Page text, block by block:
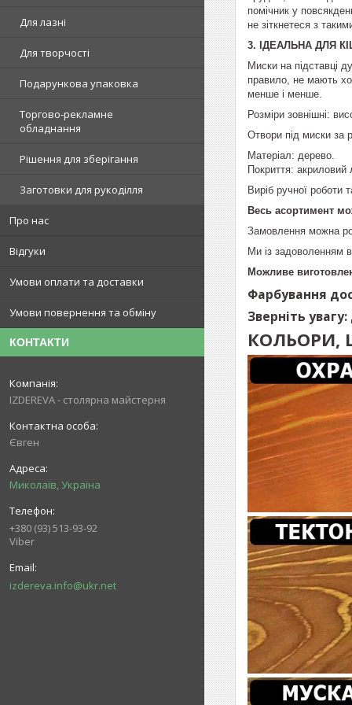
Для лазні
Для творчості
Подарункова упаковка
Торгово-рекламне
обладнання
Рішення для зберігання
Заготовки для рукоділля
Про нас
Відгуки
Умови оплати та доставки
Умови повернення та обміну
КОНТАКТИ
IZDEREVA - столярна майстерня
Євген
Миколаїв, Україна
+380 (93) 513-93-92
Viber
izdereva.info@ukr.net
помічник у
не зіткнетеся з
3. ІДЕАЛЬНА ДЛЯ
Миски на підставці
правило, не мають
менше і менше.
Розміри зовнішні:
Отвори під миски за
Матеріал: дерево.
Покриття: акриловий
Виріб ручної роботи
Весь асортимент
Замовлення можна
Ми із задоволенням
Можливе
Фарбування
Зверніть
КОЛЬОРИ,